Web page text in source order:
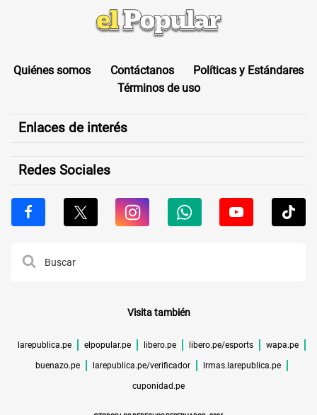
Quiénes somos Contáctanos
Políticas y Estándares
Términos de uso
Enlaces de interés
Redes Sociales
Visita también
larepublica.pe elpopular.pe libero.pe libero.pe/esports wapa.pe
buenazo.pe larepublica.pe/verificador lrmas.larepublica.pe
cuponidad.pe